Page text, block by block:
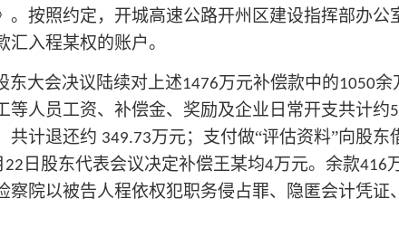
。按照约定，开城高速公路开州区建设指挥部办公
汇入程某权的账户。
东大会决议陆续对上述1476万元补偿款中的1050余
等人员工资、补偿金、奖励及企业日常开支共计约
共计退还约 349.73万元；支付做“评估资料”向股东
22 日股东代表会议决定补偿王某均4万元。余款416
察院以被告人程依权犯职务侵占罪、隐匿会计凭